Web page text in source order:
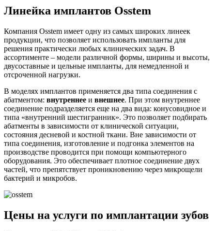
Линейка имплантов Osstem
Компания Osstem имеет одну из самых широких линеек
продукции, что позволяет использовать импланты для
решения практически любых клинических задач. В
ассортименте – модели различной формы, ширины и высоты,
двусоставные и цельные импланты, для немедленной и
отсроченной нагрузки.
В моделях имплантов применяется два типа соединения с
абатментом: внутреннее и внешнее. При этом внутреннее
соединение подразделяется еще на два вида: конусовидное и
типа «внутренний шестигранник». Это позволяет подбирать
абатменты в зависимости от клинической ситуации,
состояния десневой и костной ткани. Вне зависимости от
типа соединения, изготовление и подгонка элементов на
производстве проводится при помощи компьютерного
оборудования. Это обеспечивает плотное соединение двух
частей, что препятствует проникновению через микрощели
бактерий и микробов.
Цены на услуги по имплантации зубов